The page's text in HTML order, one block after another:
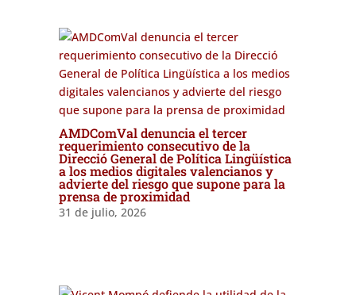
AMDComVal denuncia el tercer
requerimiento consecutivo de la
Direcció General de Política Lingüística
a los medios digitales valencianos y
advierte del riesgo que supone para la
prensa de proximidad
31 de julio, 2026